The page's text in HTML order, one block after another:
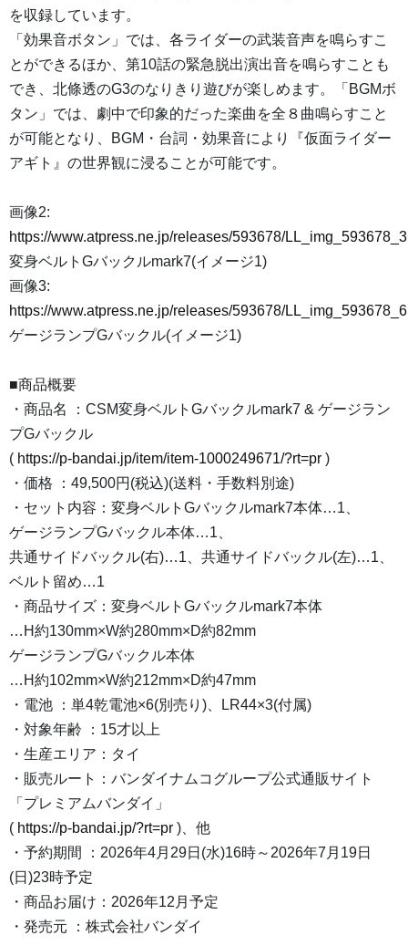
を収録しています。
「効果音ボタン」では、各ライダーの武装音声を鳴らすこ
とができるほか、第10話の緊急脱出演出音を鳴らすことも
でき、北條透のG3のなりきり遊びが楽しめます。「BGMボ
タン」では、劇中で印象的だった楽曲を全８曲鳴らすこと
が可能となり、BGM・台詞・効果音により『仮面ライダー
アギト』の世界観に浸ることが可能です。
画像2:
https://www.atpress.ne.jp/releases/593678/
変身ベルトGバックルmark7(イメージ1)
画像3:
https://www.atpress.ne.jp/releases/593678/
ゲージランプGバックル(イメージ1)
■商品概要
・商品名 ：CSM変身ベルトGバックルmark7 & ゲージラン
プGバックル
( https://p-bandai.jp/item/item-1000249671/?rt=pr )
・価格 ：49,500円(税込)(送料・手数料別途)
・セット内容：変身ベルトGバックルmark7本体…1、
ゲージランプGバックル本体…1、
共通サイドバックル(右)…1、共通サイドバックル(左)…1、
ベルト留め…1
・商品サイズ：変身ベルトGバックルmark7本体
…H約130mm×W約280mm×D約82mm
ゲージランプGバックル本体
…H約102mm×W約212mm×D約47mm
・電池 ：単4乾電池×6(別売り)、LR44×3(付属)
・対象年齢 ：15才以上
・生産エリア：タイ
・販売ルート：バンダイナムコグループ公式通販サイト
「プレミアムバンダイ」
( https://p-bandai.jp/?rt=pr )、他
・予約期間 ：2026年4月29日(水)16時～2026年7月19日
(日)23時予定
・商品お届け：2026年12月予定
・発売元 ：株式会社バンダイ